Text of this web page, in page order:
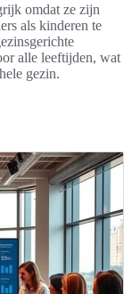
omdat ze zijn
als kinderen te
alle leeftijden, wat
gezin.